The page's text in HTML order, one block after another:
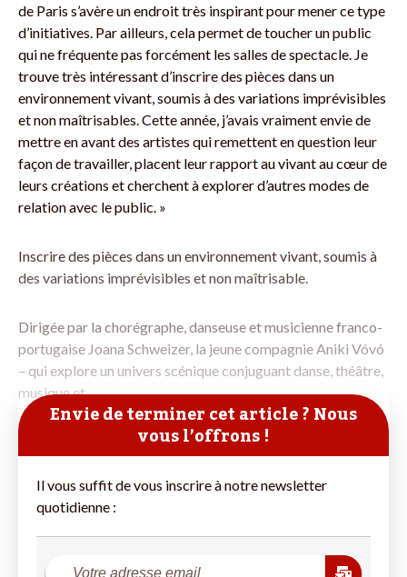
de Paris s’avère un endroit très inspirant pour mener ce type
d’initiatives. Par ailleurs, cela permet de toucher un public
qui ne fréquente pas forcément les salles de spectacle. Je
trouve très intéressant d’inscrire des pièces dans un
environnement vivant, soumis à des variations impré­visibles
et non maîtrisables. Cette année, j’avais vraiment envie de
mettre en avant des artistes qui remettent en question leur
façon de travailler, placent leur rapport au vivant au cœur de
leurs créations et cherchent à explorer d’autres modes de
relation avec le public. »
Inscrire des pièces dans un environnement vivant, soumis à
des variations impré­visibles et non maîtrisable.
Dirigée par la chorégraphe, danseuse et musicienne franco-
portugaise Joana Schweizer, la jeune compagnie Aniki Vóvó
– qui explore un univers scénique conjuguant danse, théâtre,
musique et
Envie de terminer cet article ? Nous
vous l’offrons !
Il vous suffit de vous inscrire à notre newsletter
quotidienne :